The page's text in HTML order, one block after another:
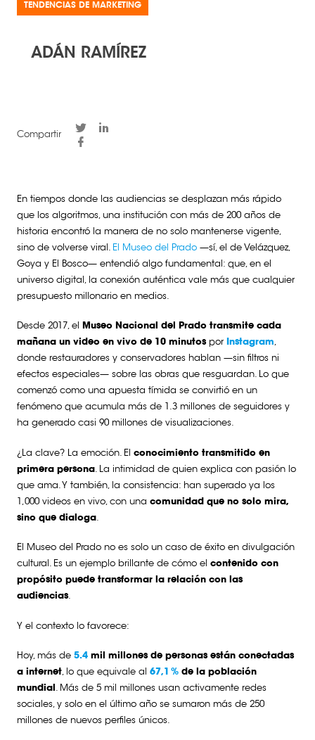
TENDENCIAS DE MARKETING
ADÁN RAMÍREZ
Compartir
En tiempos donde las audiencias se desplazan más rápido
que los algoritmos, una institución con más de 200 años de
historia encontró la manera de no solo mantenerse vigente,
sino de volverse viral. El Museo del Prado —sí, el de Velázquez,
Goya y El Bosco— entendió algo fundamental: que,en el
universo digital , la conexión auténtica vale más que cualquier
presupuesto millonario en medios.
Desde 2017, el
Museo Nacional del Prado transmite cada
mañana un video en vivo de 10 minutos por Instagram,
donde restauradores y conservadores hablan —sin filtros ni
efectos especiales— sobre las obras que resguardan. Lo que
comenzó como una apuesta tímida se convirtió en un
fenómeno que acumula más de 1.3 millones de seguidores y
ha generado casi 90 millones de visualizaciones.
¿La clave? La emoción. El conocimiento transmitido en
primera persona. La intimidad de quien explica con pasión lo
que ama. Y también, la consistencia: han superado ya los
1,000 videos en vivo, con una comunidad que no solo mira,
sino que dialoga.
El Museo del Prado no es solo un caso de éxito en divulgación
cultural. Es un ejemplo brillante de cómo el contenido con
propósito puede transformar la relación con las
audiencias.
Y el contexto lo favorece:
Hoy, más de 5.4 mil millones de personas están conectadas
a internet, lo que equivale al 67,1 % de la población
mundial . Más de 5 mil millones usan activamente redes
sociales, y solo en el último año se sumaron más de 250
millones de nuevos perfiles únicos.